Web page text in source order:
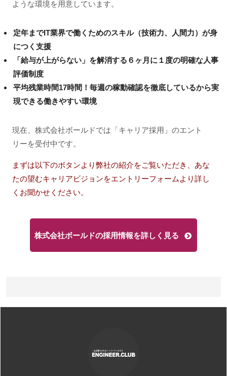
ような環境を用意しています。
定年までIT業界で働くためのスキル（技術力、人間力）が身
につく支援
「給与が上がらない」を解消する６ヶ月に１度の明確な人事
評価制度
平均残業時間17時間！毎週の稼動確認を徹底しているから実
現できる働きやすい環境
現在、株式会社ボールドでは「キャリア採用」のエント
リーを受付中です。
まずは以下のボタンより弊社の紹介をご覧いただき、あな
たの望むキャリアビジョンをエントリーフォームより詳し
くお聞かせください。
株式会社ボールドの採用情報を詳しく見る